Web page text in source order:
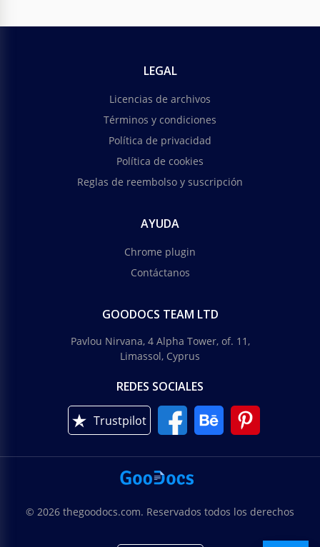
LEGAL
Licencias de archivos
Términos y condiciones
Política de privacidad
Política de cookies
Reglas de reembolso y suscripción
AYUDA
Chrome plugin
Contáctanos
GOODOCS TEAM LTD
Pavlou Nirvana, 4 Alpha Tower, of. 11,
Limassol, Cyprus
REDES SOCIALES
Trustpilot
© 2026 thegoodocs.com. Reservados todos los derechos